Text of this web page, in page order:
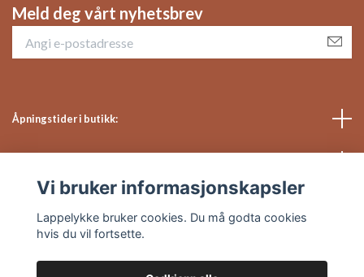
Meld deg vårt nyhetsbrev
Åpningstider i butikk:
Vi bruker informasjonskapsler
Lappelykke bruker cookies. Du må godta cookies
hvis du vil fortsette.